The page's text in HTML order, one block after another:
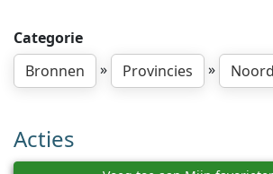
Categorie
Bronnen
» Provincies »
Acties